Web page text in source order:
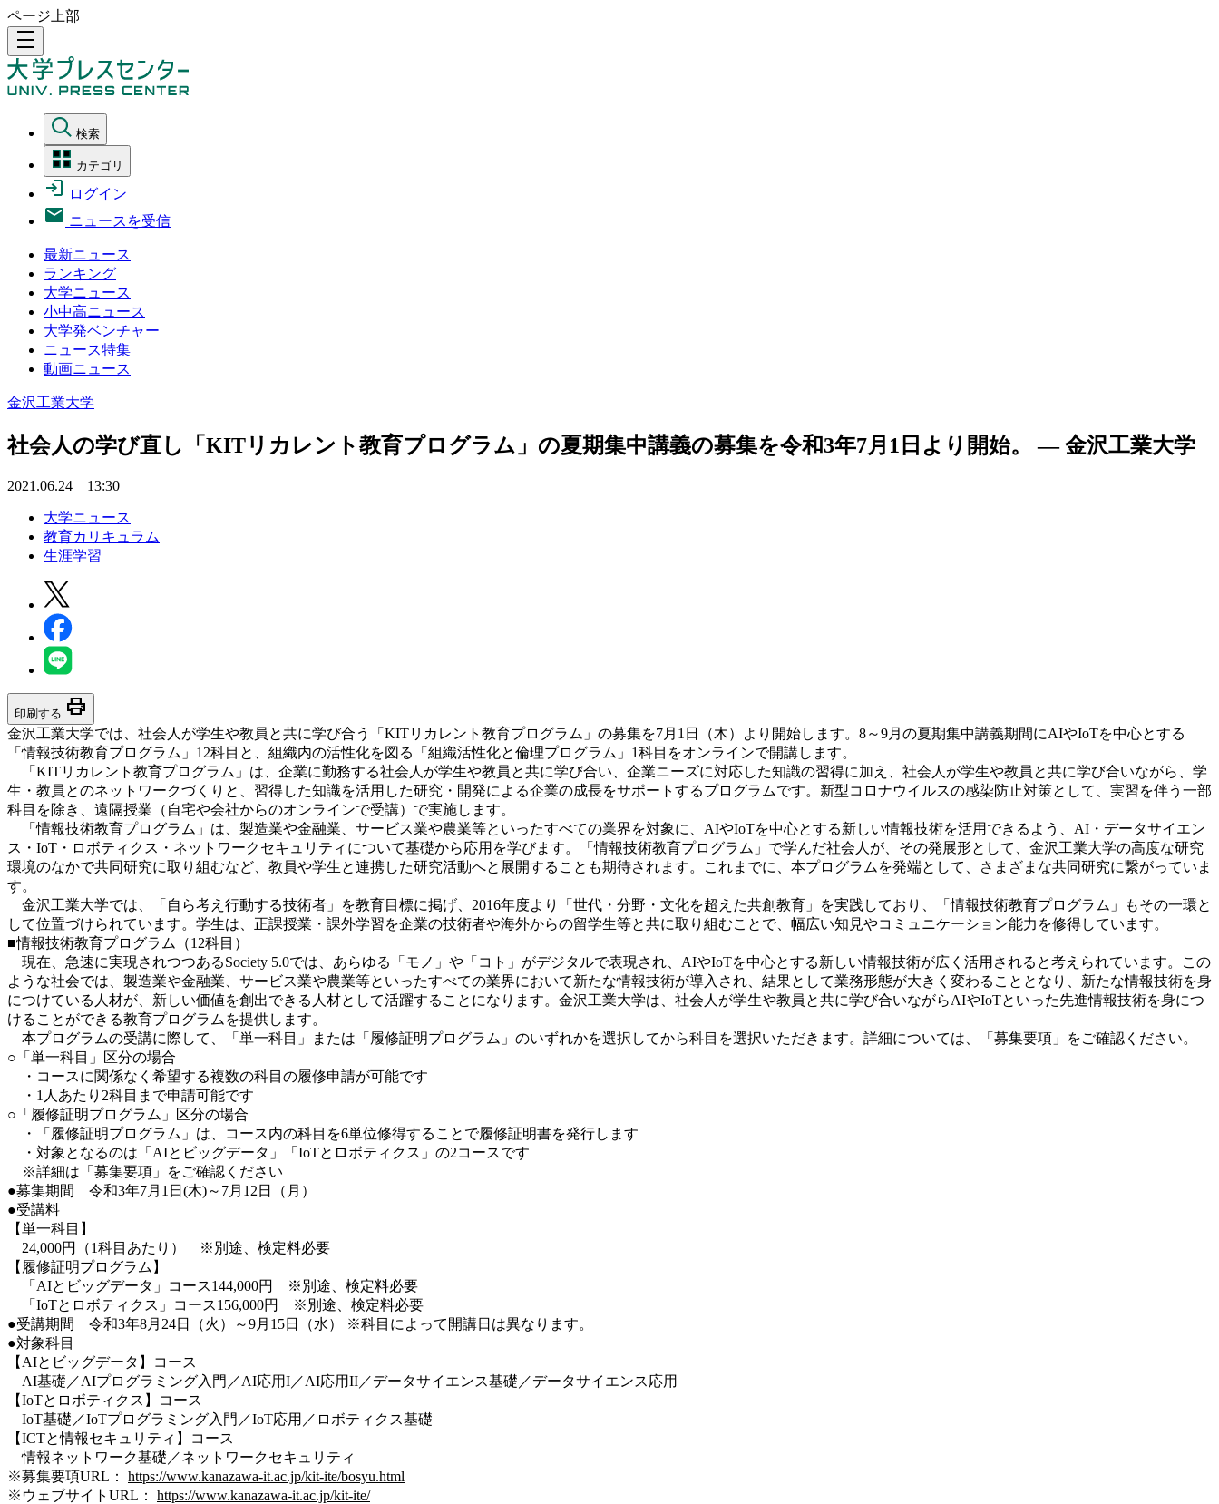
ページ上部
density_medium
検索
カテゴリ
ログイン
ニュースを受信
最新ニュース
ランキング
大学ニュース
小中高ニュース
大学発ベンチャー
ニュース特集
動画ニュース
金沢工業大学
社会人の学び直し「KITリカレント教育プログラム」の夏期集中講義の募集を令和3年7月1日より開始。 — 金沢工業大学
2021.06.24 13:30
大学ニュース
教育カリキュラム
生涯学習
印刷する print
金沢工業大学では、社会人が学生や教員と共に学び合う「KITリカレント教育プログラム」の募集を7月1日（木）より開始します。8～9月の夏期集中講義期間にAIやIoTを中心とする
「情報技術教育プログラム」12科目と、組織内の活性化を図る「組織活性化と倫理プログラム」1科目をオンラインで開講します。
「KITリカレント教育プログラム」は、企業に勤務する社会人が学生や教員と共に学び合い、企業ニーズに対応した知識の習得に加え、社会人が学生や教員と共に学び合いながら、学
生・教員とのネットワークづくりと、習得した知識を活用した研究・開発による企業の成長をサポートするプログラムです。新型コロナウイルスの感染防止対策として、実習を伴う一部
科目を除き、遠隔授業（自宅や会社からのオンラインで受講）で実施します。
「情報技術教育プログラム」は、製造業や金融業、サービス業や農業等といったすべての業界を対象に、AIやIoTを中心とする新しい情報技術を活用できるよう、AI・データサイエン
ス・IoT・ロボティクス・ネットワークセキュリティについて基礎から応用を学びます。「情報技術教育プログラム」で学んだ社会人が、その発展形として、金沢工業大学の高度な研究
環境のなかで共同研究に取り組むなど、教員や学生と連携した研究活動へと展開することも期待されます。これまでに、本プログラムを発端として、さまざまな共同研究に繋がっていま
す。
金沢工業大学では、「自ら考え行動する技術者」を教育目標に掲げ、2016年度より「世代・分野・文化を超えた共創教育」を実践しており、「情報技術教育プログラム」もその一環と
して位置づけられています。学生は、正課授業・課外学習を企業の技術者や海外からの留学生等と共に取り組むことで、幅広い知見やコミュニケーション能力を修得しています。
■情報技術教育プログラム（12科目）
現在、急速に実現されつつあるSociety 5.0では、あらゆる「モノ」や「コト」がデジタルで表現され、AIやIoTを中心とする新しい情報技術が広く活用されると考えられています。この
ような社会では、製造業や金融業、サービス業や農業等といったすべての業界において新たな情報技術が導入され、結果として業務形態が大きく変わることとなり、新たな情報技術を身
につけている人材が、新しい価値を創出できる人材として活躍することになります。金沢工業大学は、社会人が学生や教員と共に学び合いながらAIやIoTといった先進情報技術を身につ
けることができる教育プログラムを提供します。
本プログラムの受講に際して、「単一科目」または「履修証明プログラム」のいずれかを選択してから科目を選択いただきます。詳細については、「募集要項」をご確認ください。
○「単一科目」区分の場合
・コースに関係なく希望する複数の科目の履修申請が可能です
・1人あたり2科目まで申請可能です
○「履修証明プログラム」区分の場合
・「履修証明プログラム」は、コース内の科目を6単位修得することで履修証明書を発行します
・対象となるのは「AIとビッグデータ」「IoTとロボティクス」の2コースです
※詳細は「募集要項」をご確認ください
●募集期間 令和3年7月1日(木)～7月12日（月）
●受講料
【単一科目】
24,000円（1科目あたり） ※別途、検定料必要
【履修証明プログラム】
「AIとビッグデータ」コース144,000円 ※別途、検定料必要
「IoTとロボティクス」コース156,000円 ※別途、検定料必要
●受講期間 令和3年8月24日（火）～9月15日（水） ※科目によって開講日は異なります。
●対象科目
【AIとビッグデータ】コース
AI基礎／AIプログラミング入門／AI応用I／AI応用II／データサイエンス基礎／データサイエンス応用
【IoTとロボティクス】コース
IoT基礎／IoTプログラミング入門／IoT応用／ロボティクス基礎
【ICTと情報セキュリティ】コース
情報ネットワーク基礎／ネットワークセキュリティ
※募集要項URL： https://www.kanazawa-it.ac.jp/kit-ite/bosyu.html
※ウェブサイトURL： https://www.kanazawa-it.ac.jp/kit-ite/